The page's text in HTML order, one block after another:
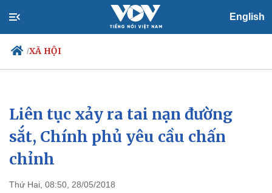
English
/XÃ HỘI
Chính trị
Đảng
Tổ chức nhân sự
Quốc hội
Xã hội
Tin 24h
Dự báo thời tiết
Liên tục xảy ra tai nạn đường
sắt, Chính phủ yêu cầu chấn
chỉnh
Thứ Hai, 08:50, 28/05/2018